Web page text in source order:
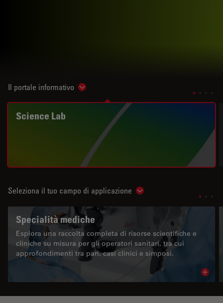
Il portale informativo Show subnavigation
Science Lab
Seleziona il tuo campo di applicazione Show subnavigation
Specialità mediche
Esplora una raccolta completa di risorse scientifiche e
cliniche su misura per gli operatori sanitari, tra cui
approfondimenti tra pari, casi clinici e simposi.